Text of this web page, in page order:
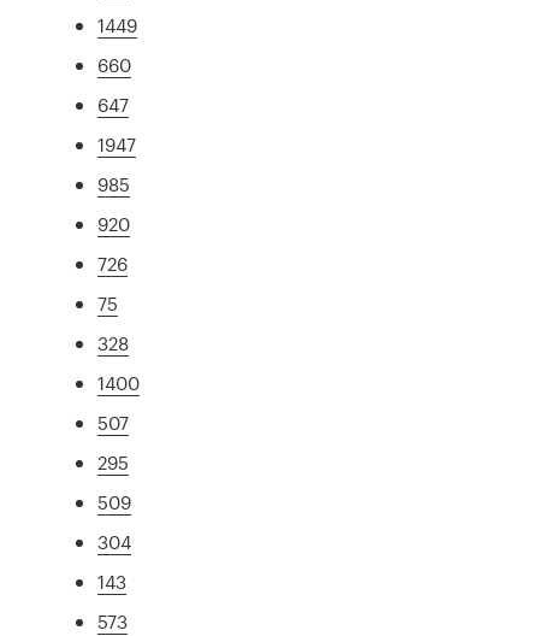
1449
660
647
1947
985
920
726
75
328
1400
507
295
509
304
143
573